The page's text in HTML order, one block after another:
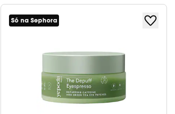
Só na Sephora